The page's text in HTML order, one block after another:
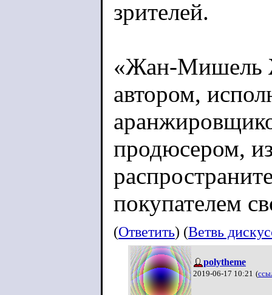
зрителей.
«Жан-Мишель
автором,
продюсером,
покупателем
(Ответить) (Ветвь
polytheme
2019-06-17 10:21 (